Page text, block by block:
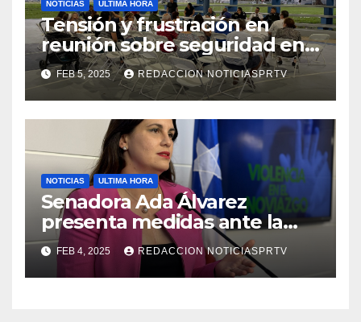
NOTICIAS ULTIMA HORA
Tensión y frustración en
reunión sobre seguridad en
Reparto Metropolitano
FEB 5, 2025 REDACCION NOTICIASPRTV
NOTICIAS ULTIMA HORA
Senadora Ada Álvarez
presenta medidas ante la
violencia en el noviazgo
FEB 4, 2025 REDACCION NOTICIASPRTV